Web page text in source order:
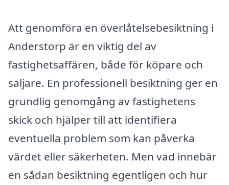
Att genomföra en överlåtelsebesiktning i
Anderstorp är en viktig del av
fastighetsaffären, både för köpare och
säljare. En professionell besiktning ger en
grundlig genomgång av fastighetens
skick och hjälper till att identifiera
eventuella problem som kan påverka
värdet eller säkerheten. Men vad innebär
en sådan besiktning egentligen och hur